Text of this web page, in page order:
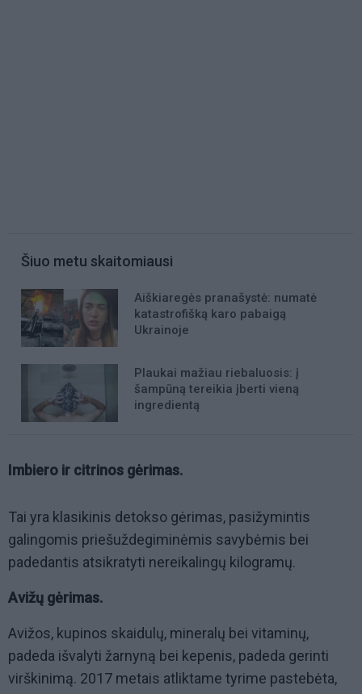
Šiuo metu skaitomiausi
Aiškiaregės pranašystė: numatė
katastrofišką karo pabaigą
Ukrainoje
Plaukai mažiau riebaluosis: į
šampūną tereikia įberti vieną
ingredientą
Imbiero ir citrinos gėrimas.
Tai yra klasikinis detokso gėrimas, pasižymintis
galingomis priešuždegiminėmis savybėmis bei
padedantis atsikratyti nereikalingų kilogramų.
Avižų gėrimas.
Avižos, kupinos skaidulų, mineralų bei vitaminų,
padeda išvalyti žarnyną bei kepenis, padeda gerinti
virškinimą. 2017 metais atliktame tyrime pastebėta,